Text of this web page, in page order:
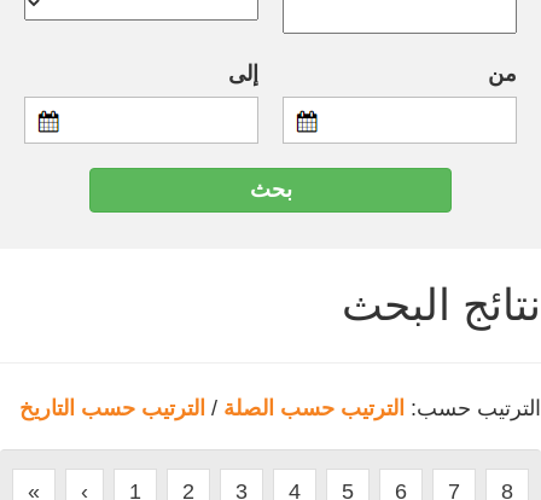
من إلى
نتائج البحث
الترتيب حسب: الترتيب حسب الصلة / الترتيب حسب التاريخ
« ‹ 1 2 3 4 5 6 7 8